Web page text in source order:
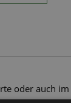
oder auch